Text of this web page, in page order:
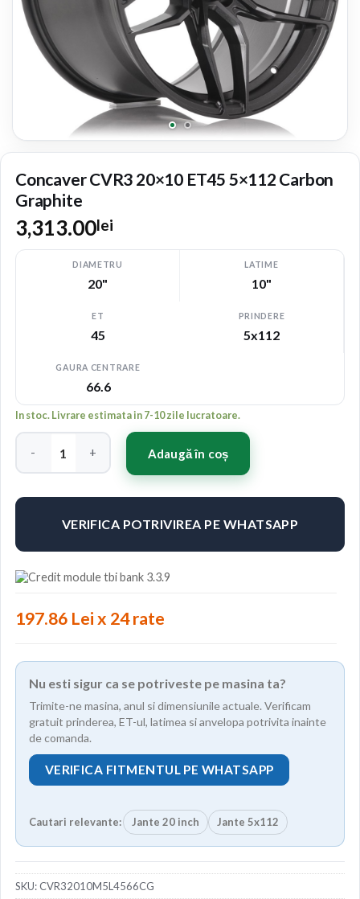
Concaver CVR3 20×10 ET45 5×112 Carbon
Graphite
3,313.00lei
DIAMETRU
20"
LATIME
10"
ET
45
PRINDERE
5x112
GAURA CENTRARE
66.6
In stoc. Livrare estimata in 7-10 zile lucratoare.
Cantitate Concaver CVR3 20x10 ET45 5x112 Carbon Graphite
Adaugă în coș
VERIFICA POTRIVIREA PE WHATSAPP
197.86 Lei x 24 rate
Nu esti sigur ca se potriveste pe masina ta?
Trimite-ne masina, anul si dimensiunile actuale. Verificam
gratuit prinderea, ET-ul, latimea si anvelopa potrivita inainte
de comanda.
VERIFICA FITMENTUL PE WHATSAPP
Cautari relevante: Jante 20 inch Jante 5x112
SKU:CVR32010M5L4566CG